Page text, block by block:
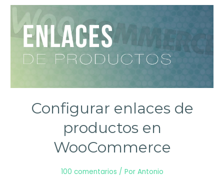
Configurar enlaces de
productos en
WooCommerce
100 comentarios / Por Antonio